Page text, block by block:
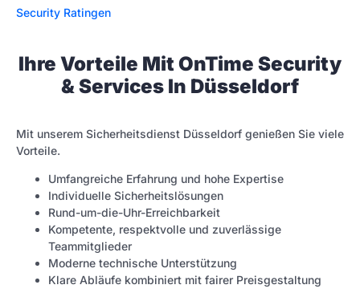
Security Ratingen
Ihre Vorteile Mit OnTime Security
& Services In Düsseldorf
Mit unserem Sicherheitsdienst Düsseldorf genießen Sie viele
Vorteile.
Umfangreiche Erfahrung und hohe Expertise
Individuelle Sicherheitslösungen
Rund-um-die-Uhr-Erreichbarkeit
Kompetente, respektvolle und zuverlässige
Teammitglieder
Moderne technische Unterstützung
Klare Abläufe kombiniert mit fairer Preisgestaltung